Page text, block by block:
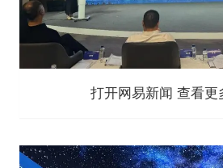
打开网易新闻 查看更